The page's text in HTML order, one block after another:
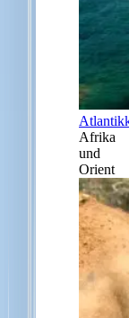
Afrika
und
Orient